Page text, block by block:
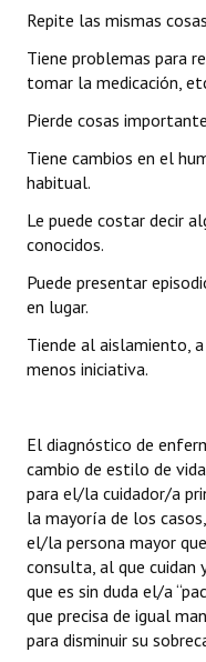
Repite las mismas
Tiene problemas para
tomar la medicación,
Pierde cosas
Tiene cambios en el
habitual.
Le puede costar decir
conocidos.
Puede presentar
en lugar.
Tiende al aislamiento,
menos iniciativa.
El diagnóstico de
cambio de estilo de
para el/la cuidador/a
la mayoría de los
el/la persona mayor
consulta, al que cuidan
que es sin duda el/a
que precisa de igual
para disminuir su